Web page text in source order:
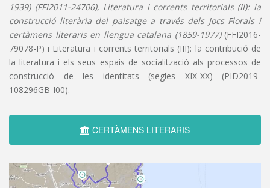
1939) (FFI2011-24706), Literatura i corrents territorials (II): la
construcció literària del paisatge a través dels Jocs Florals i
certàmens literaris en llengua catalana (1859-1977)(FFI2016-
79078-P) i Literatura i corrents territorials (III): la contribució de
la literatura i els seus espais de socialització als processos de
construcció de les identitats (segles XIX-XX) (PID2019-
108296GB-I00).
CERTÀMENS LITERARIS